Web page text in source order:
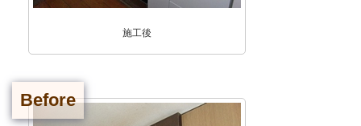
施工後
Before